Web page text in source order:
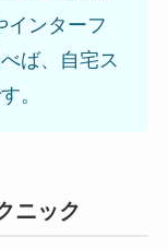
インターフ
ば、自宅ス
。
ニック